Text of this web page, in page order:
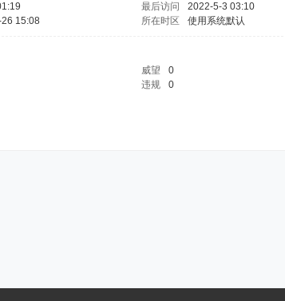
最后访问
2022-5-3 03:10
15:08 所在时区 使用系统默认
威望
0
违规
0